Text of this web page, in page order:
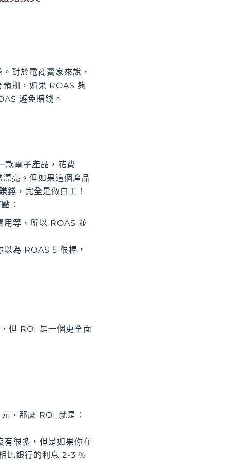
對於電商賣家來說，
期，如果 ROAS 夠
避免賠錢。
款電子產品，花費
亮。但如果這個產品
，完全是做白工！
：
用等，所以 ROAS 並
為 ROAS 5 很棒，
但 ROI 是一個更全面
，那麼 ROI 就是：
很多，但是如果你在
比銀行的利息 2-3 %